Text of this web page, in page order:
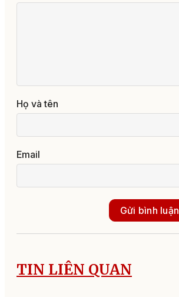
Họ và tên
Email
Gửi bình luận
TIN LIÊN QUAN